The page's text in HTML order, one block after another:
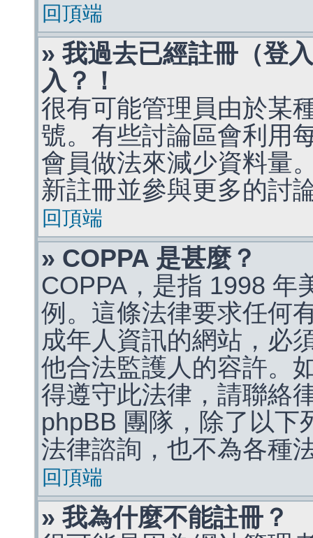
回頂端
» 我過去已經註冊（登
入？！
很有可能管理員由於某
號。有些討論區會利用
會員做法來減少資料量
新註冊並參與更多的討
回頂端
» COPPA 是甚麼？
COPPA，是指 1998 年
例。這條法律要求任何
成年人資訊的網站，必
他合法監護人的容許。
得遵守此法律，請聯絡
phpBB 團隊，除了以下
法律諮詢，也不為各種
回頂端
» 我為什麼不能註冊？